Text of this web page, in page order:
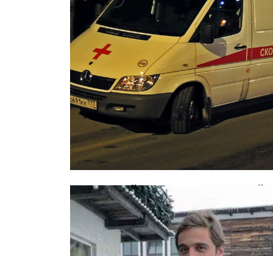
В страшной аварии с маршруткой